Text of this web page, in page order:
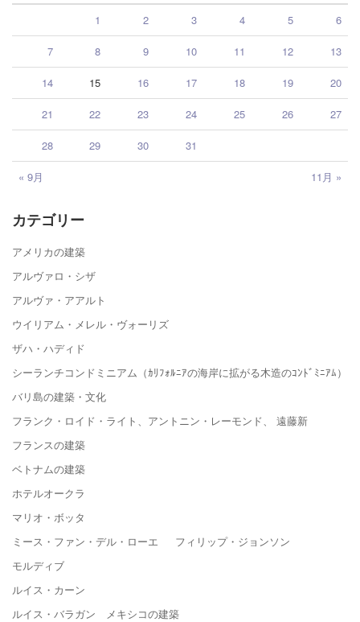
« 9月 11月 »
1 2 3 4 5 6
7 8 9 10 11 12 13
14 15 16 17 18 19 20
21 22 23 24 25 26 27
28 29 30 31
カテゴリー
アメリカの建築
アルヴァロ・シザ
アルヴァ・アアルト
ウイリアム・メレル・ヴォーリズ
ザハ・ハディド
シーランチコンドミニアム（ｶﾘﾌｫﾙﾆｱの海岸に拡がる木造のｺﾝﾄﾞﾐﾆｱﾑ）
バリ島の建築・文化
フランク・ロイド・ライト、アントニン・レーモンド、 遠藤新
フランスの建築
ベトナムの建築
ホテルオークラ
マリオ・ボッタ
ミース・ファン・デル・ローエ フィリップ・ジョンソン
モルディブ
ルイス・カーン
ルイス・バラガン メキシコの建築